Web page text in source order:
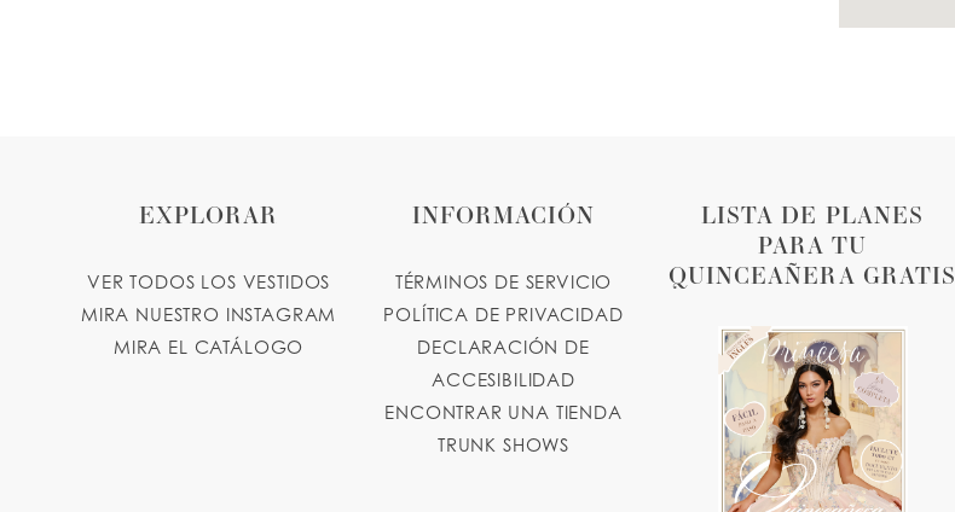
LISTA DE PLANES
PARA TU
QUINCEAÑERA GRATIS
EXPLORAR
VER TODOS LOS VESTIDOS
MIRA NUESTRO INSTAGRAM
MIRA EL CATÁLOGO
INFORMACIÓN
TÉRMINOS DE SERVICIO
POLÍTICA DE PRIVACIDAD
DECLARACIÓN DE
ACCESIBILIDAD
ENCONTRAR UNA TIENDA
TRUNK SHOWS